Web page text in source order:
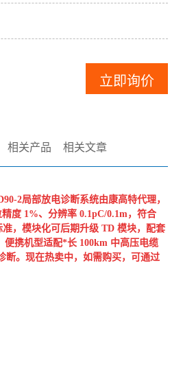
立即询价
相关产品 相关文章
2局部放电诊断系统由康高特代理，
度 1%、分辨率 0.1pC/0.1m，符合
准，模块化可后期升级 TD 模块，配套
便携机型适配*长 100km 中高压电缆
断。现在热卖中，如需购买，可通过